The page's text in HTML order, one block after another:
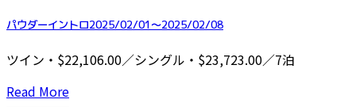
パウダーイントロ2025/02/01～2025/02/08
ツイン・$22,106.00／シングル・$23,723.00／7泊
Read More